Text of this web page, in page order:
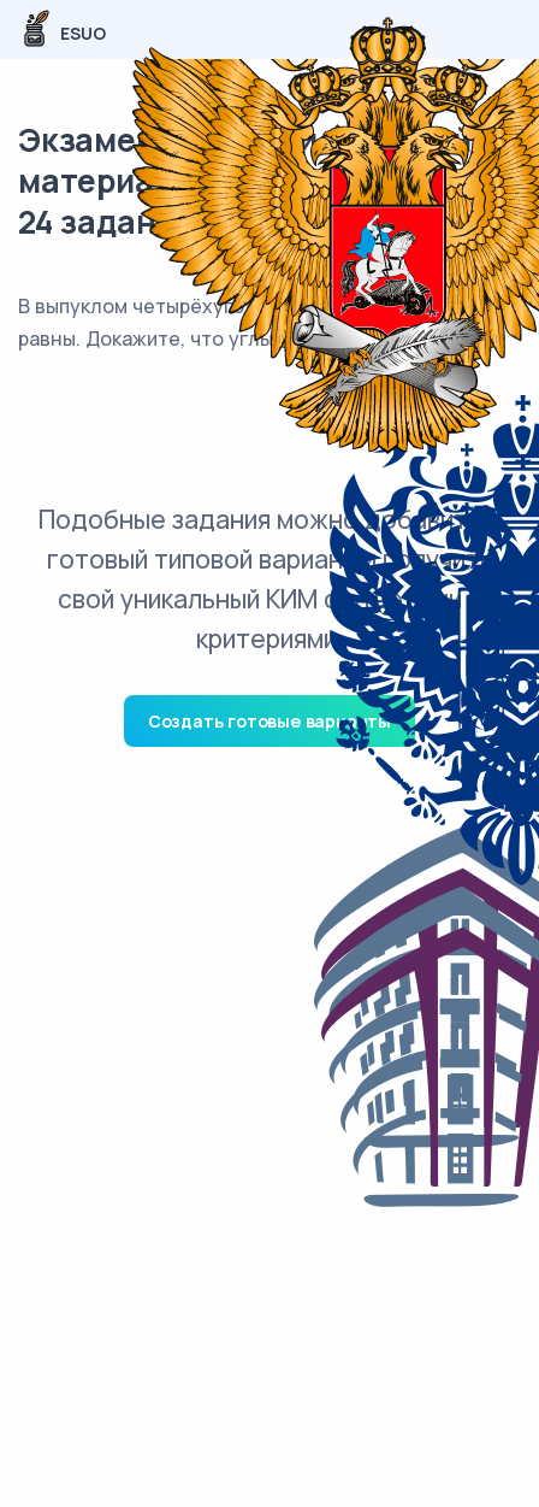
ESUO
Экзаменационный (типовой)
материал ОГЭ / Математика /
24 задания (24) / 83
В выпуклом четырёхугольнике ABCD углы CDB и CAB
равны. Докажите, что углы BCA и BDA также равны.
Подобные задания можно добавить в
готовый типовой вариант и получить
свой уникальный КИМ с ответами и
критериями.
Создать готовые варианты